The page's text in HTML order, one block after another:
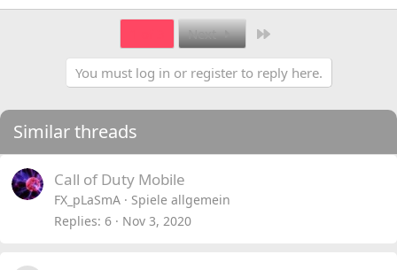
Next
You must log in or register to reply here.
Similar threads
Call of Duty Mobile
FX_pLaSmA
Spiele allgemein
Replies 6 Nov 3, 2020